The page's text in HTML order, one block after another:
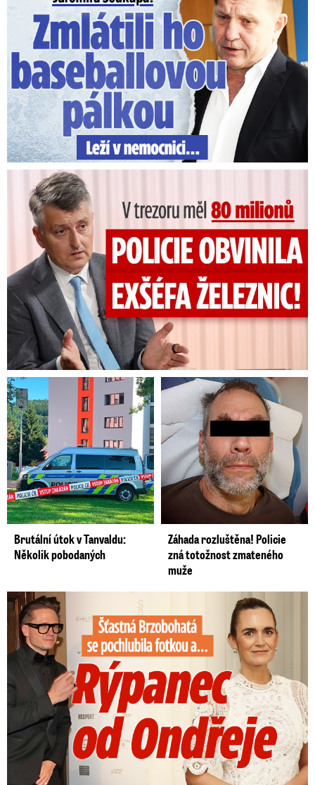
V trezoru měl 80 milionů: Policie obvinila exšéfa železnic!
Brutální útok v Tanvaldu:
Několik pobodaných
Záhada rozluštěna! Policie
zná totožnost zmateného
muže
Šťastná Brzobohatá se pochlubila fotkou: Rýpanec od Ondřeje